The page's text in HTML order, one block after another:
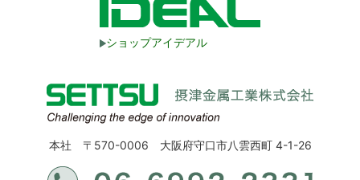
ショップアイデアル
本社 〒570-0006 大阪府守口市八雲西町 4-1-26